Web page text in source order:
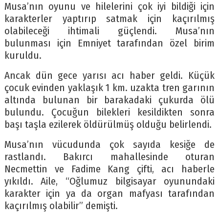
Musa’nın oyunu ve hilelerini çok iyi bildiği için
karakterler yaptırıp satmak için kaçırılmış
olabileceği ihtimali güçlendi. Musa’nın
bulunması için Emniyet tarafından özel birim
kuruldu.
Ancak dün gece yarısı acı haber geldi. Küçük
çocuk evinden yaklaşık 1 km. uzakta tren garının
altında bulunan bir barakadaki çukurda ölü
bulundu. Çocuğun bilekleri kesildikten sonra
başı taşla ezilerek öldürülmüş olduğu belirlendi.
Musa’nın vücudunda çok sayıda kesiğe de
rastlandı. Bakırcı mahallesinde oturan
Necmettin ve Fadime Kang çifti, acı haberle
yıkıldı. Aile, “Oğlumuz bilgisayar oyunundaki
karakter için ya da organ mafyası tarafından
kaçırılmış olabilir” demişti.